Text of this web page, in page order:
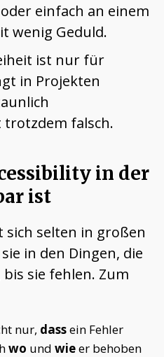
einfach an einem
wenig Geduld.
ist nur für
in Projekten
trotzdem falsch.
in der
ist
selten in großen
in den Dingen, die
sie fehlen. Zum
nur, dassein Fehler
wo und wieer behoben